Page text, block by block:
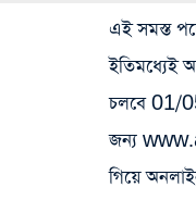
এই সমস্ত
ইতিমধ্যেই
চলবে 01/
জন্য
গিয়ে